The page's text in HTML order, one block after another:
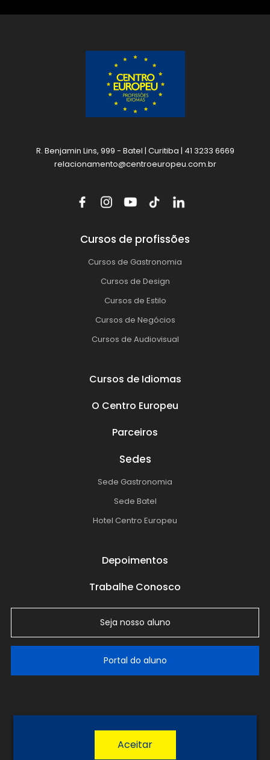
R. Benjamin Lins, 999 - Batel | Curitiba | 41 3233 6669
relacionamento@centroeuropeu.com.br
Cursos de profissões
Cursos de Gastronomia
Cursos de Design
Cursos de Estilo
Cursos de Negócios
Cursos de Audiovisual
Cursos de Idiomas
O Centro Europeu
Parceiros
Sedes
Sede Gastronomia
Sede Batel
Hotel Centro Europeu
Depoimentos
Trabalhe Conosco
Seja nosso aluno
Portal do aluno
Política de Privacidade